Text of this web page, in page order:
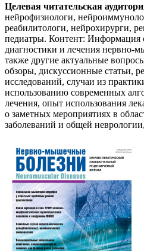
Целевая читательская
нейрофизиологи,
реабилитологи, нейрохирурги,
педиатры. Контент: Информация
диагностики и лечения нервно-
также другие актуальные
обзоры, дискуссионные статьи,
исследований, случаи из
использованию современных
лечения, опыт использования
о заметных мероприятиях в
заболеваний и общей